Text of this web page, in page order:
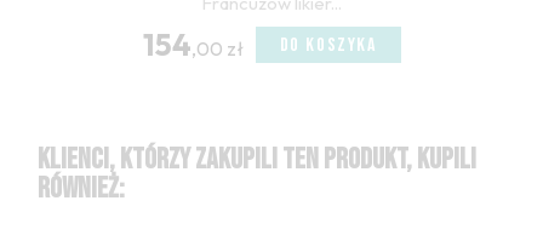
154,00 zł DO KOSZYKA
KLIENCI, KTÓRZY ZAKUPILI TEN PRODUKT, KUPILI
RÓWNIEŻ: